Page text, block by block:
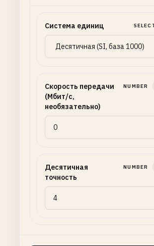
Система единиц
Скорость передачи
(Мбит/с,
необязательно)
NUMBER
Десятичная
точность
NUMBER